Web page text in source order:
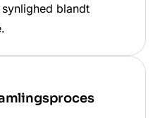
blandt